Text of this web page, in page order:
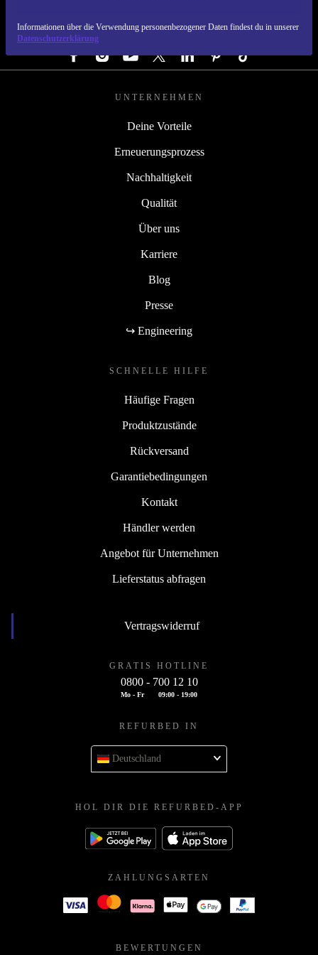
Informationen über die Verwendung personenbezogener Daten findest du in unserer
Datenschutzerklärung
FOLGE UNS
UNTERNEHMEN
Deine Vorteile
Erneuerungsprozess
Nachhaltigkeit
Qualität
Über uns
Karriere
Blog
Presse
↪ Engineering
SCHNELLE HILFE
Häufige Fragen
Produktzustände
Rückversand
Garantiebedingungen
Kontakt
Händler werden
Angebot für Unternehmen
Lieferstatus abfragen
Vertragswiderruf
GRATIS HOTLINE
0800 - 700 12 10
Mo - Fr 09:00 - 19:00
REFURBED IN
Deutschland
HOL DIR DIE REFURBED-APP
ZAHLUNGSARTEN
BEWERTUNGEN